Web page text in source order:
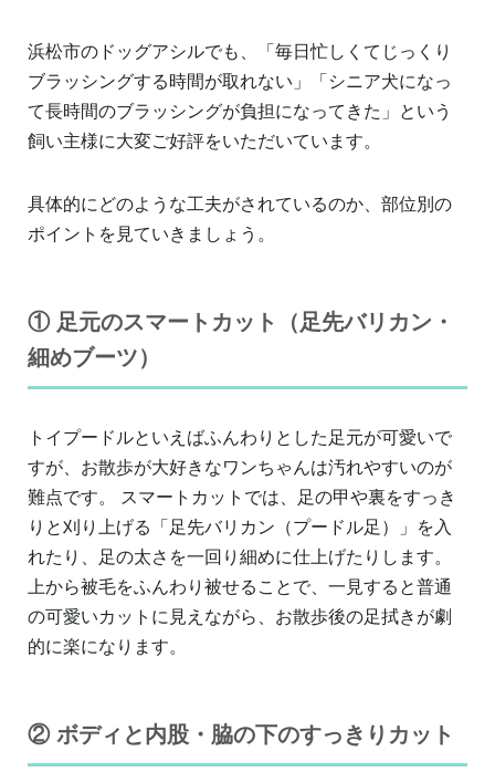
浜松市のドッグアシルでも、「毎日忙しくてじっくり
ブラッシングする時間が取れない」「シニア犬になっ
て長時間のブラッシングが負担になってきた」という
飼い主様に大変ご好評をいただいています。
具体的にどのような工夫がされているのか、部位別の
ポイントを見ていきましょう。
① 足元のスマートカット（足先バリカン・
細めブーツ）
トイプードルといえばふんわりとした足元が可愛いで
すが、お散歩が大好きなワンちゃんは汚れやすいのが
難点です。 スマートカットでは、足の甲や裏をすっき
りと刈り上げる「足先バリカン（プードル足）」を入
れたり、足の太さを一回り細めに仕上げたりします。
上から被毛をふんわり被せることで、一見すると普通
の可愛いカットに見えながら、お散歩後の足拭きが劇
的に楽になります。
② ボディと内股・脇の下のすっきりカット